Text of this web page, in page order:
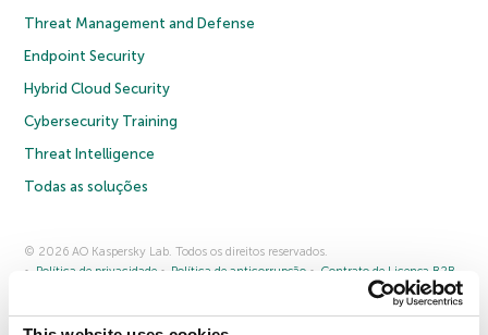
Threat Management and Defense
Endpoint Security
Hybrid Cloud Security
Cybersecurity Training
Threat Intelligence
Todas as soluções
© 2026 AO Kaspersky Lab. Todos os direitos reservados.
Política de privacidade
Política de anticorrupção
Contrato de Licença B2B
Cookies